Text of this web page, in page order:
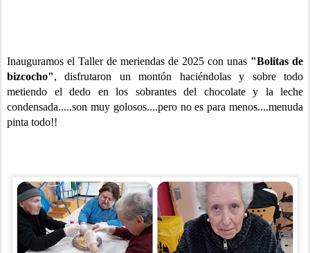
Inauguramos el Taller de meriendas de 2025 con unas "Bolitas de
bizcocho", disfrutaron un montón haciéndolas y sobre todo
metiendo el dedo en los sobrantes del chocolate y la leche
condensada.....son muy golosos....pero no es para menos....menuda
pinta todo!!